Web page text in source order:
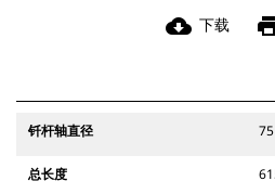
cloud_download 下载
钎杆轴直径
总长度